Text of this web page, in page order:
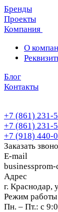
Бренды
Проекты
Компания
О
Блог
Контакты
+7 (861) 231-
+7 (861) 231-
+7 (918) 440-
Заказать
E-mail
Адрес
г. Краснодар,
Режим работы
Пн. – Пт.: с